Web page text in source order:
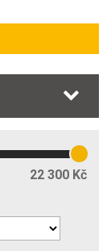
22 300 Kč